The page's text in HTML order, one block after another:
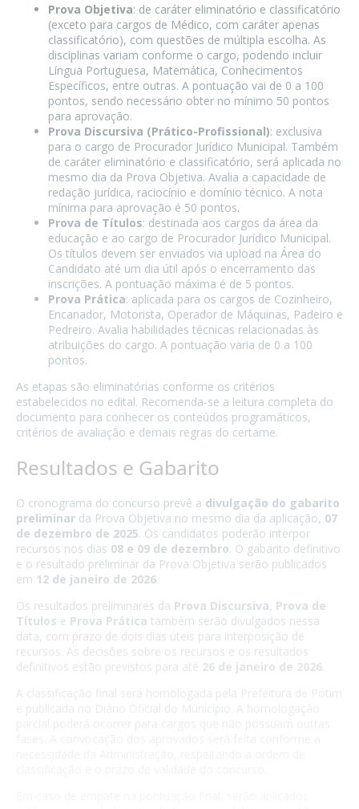
Prova Objetiva: de caráter eliminatório e classificatório
(exceto para cargos de Médico, com caráter apenas
classificatório), com questões de múltipla escolha. As
disciplinas variam conforme o cargo, podendo incluir
Língua Portuguesa, Matemática, Conhecimentos
Específicos, entre outras. A pontuação vai de 0 a 100
pontos, sendo necessário obter no mínimo 50 pontos
para aprovação.
Prova Discursiva (Prático-Profissional): exclusiva
para o cargo de Procurador Jurídico Municipal. Também
de caráter eliminatório e classificatório, será aplicada no
mesmo dia da Prova Objetiva. Avalia a capacidade de
redação jurídica, raciocínio e domínio técnico. A nota
mínima para aprovação é 50 pontos.
Prova de Títulos: destinada aos cargos da área da
educação e ao cargo de Procurador Jurídico Municipal.
Os títulos devem ser enviados via upload na Área do
Candidato até um dia útil após o encerramento das
inscrições. A pontuação máxima é de 5 pontos.
Prova Prática: aplicada para os cargos de Cozinheiro,
Encanador, Motorista, Operador de Máquinas, Padeiro e
Pedreiro. Avalia habilidades técnicas relacionadas às
atribuições do cargo. A pontuação varia de 0 a 100
pontos.
As etapas são eliminatórias conforme os critérios
estabelecidos no edital. Recomenda-se a leitura completa do
documento para conhecer os conteúdos programáticos,
critérios de avaliação e demais regras do certame.
Resultados e Gabarito
O cronograma do concurso prevê a divulgação do gabarito
preliminar da Prova Objetiva no mesmo dia da aplicação, 07
de dezembro de 2025. Os candidatos poderão interpor
recursos nos dias 08 e 09 de dezembro. O gabarito definitivo
e o resultado preliminar da Prova Objetiva serão publicados
em 12 de janeiro de 2026.
Os resultados preliminares da Prova Discursiva, Prova de
Títulos e Prova Prática também serão divulgados nessa
data, com prazo de dois dias úteis para interposição de
recursos. As decisões sobre os recursos e os resultados
definitivos estão previstos para até 26 de janeiro de 2026
A classificação final será homologada pela Prefeitura de Potim